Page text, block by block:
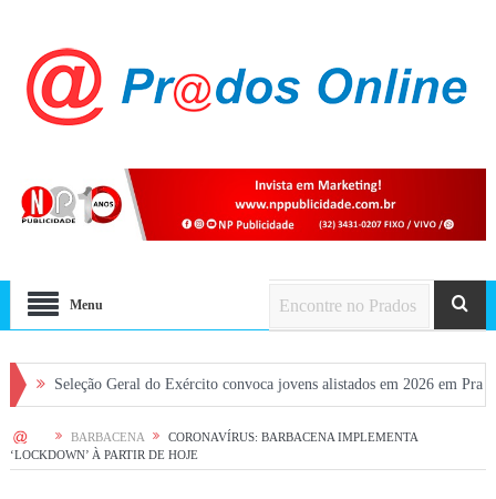
Menu
Geral do Exército convoca jovens alistados em 2026 em Prados Dia
HOME BARBACENA
CORONAVÍRUS: BARBACENA IMPLEMENTA
‘LOCKDOWN’ À PARTIR DE HOJE